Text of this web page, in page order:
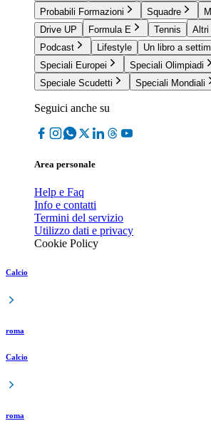
Probabili Formazioni
Squadre
Drive UP
Formula E Tennis Altri
Podcast
Lifestyle
Un libro a
Speciali Europei
Speciali Olimpiadi
Speciale Scudetti
Speciali Mondiali
Seguici anche su
Area personale
Help e Faq
Info e contatti
Termini del servizio
Utilizzo dati e privacy
Cookie Policy
Calcio
roma
Calcio
roma